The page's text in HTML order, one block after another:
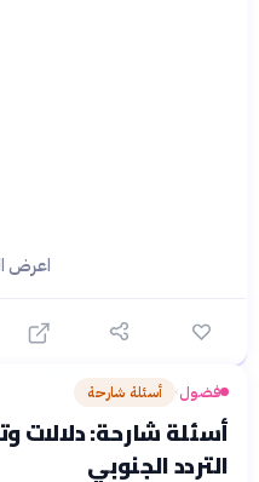
اعرض
فضول› أسئلة شارحة
أسئلة شارحة: دلالات
التردد الجنوبي